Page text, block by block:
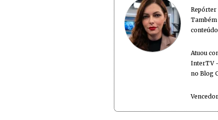
Repórter
Atuou
InterTV -
no Blog